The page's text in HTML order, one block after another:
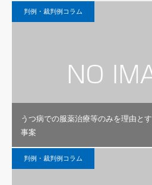
判例・裁判例コラム
うつ病での服薬治療等のみを理由と
事案
判例・裁判例コラム